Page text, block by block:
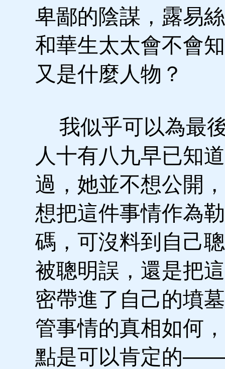
卑鄙的陰謀，露易
和華生太太會不會
又是什麼人物？
我似乎可以為最
人十有八九早已知
過，她並不想公開
想把這件事情作為
碼，可沒料到自己
被聰明誤，還是把
密帶進了自己的墳
管事情的真相如何
點是可以肯定的——